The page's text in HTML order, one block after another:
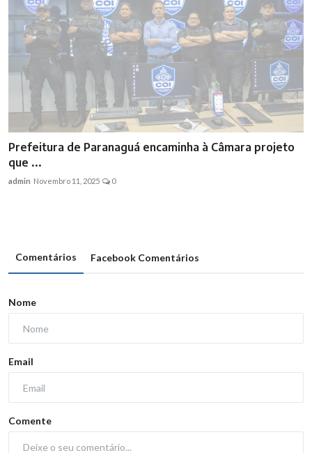
Prefeitura de Paranaguá encaminha à Câmara projeto
que ...
admin Novembro 11, 2025 0
Comentários Facebook Comentários
Nome
Email
Comente